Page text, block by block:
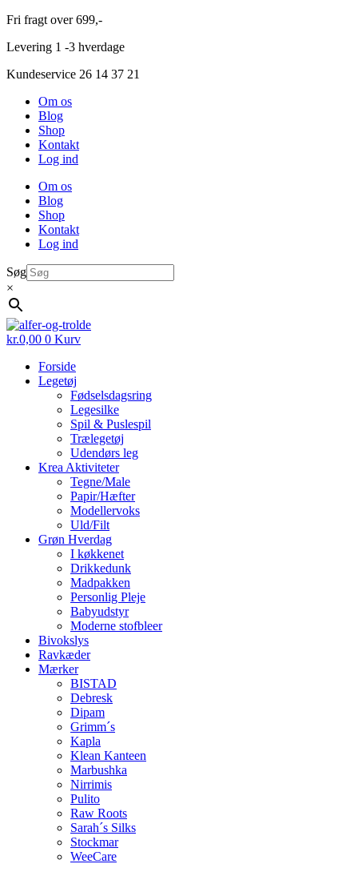
Videre
indhold
Fri fragt over 699,-
Levering 1 -3 hverdage
Kundeservice 26 14 37 21
Om os
Blog
Shop
Kontakt
Log ind
Om os
Blog
Shop
Kontakt
Log ind
Søg
×
kr.0,00 0 Kurv
Forside
Legetøj
Fødselsdagsring
Legesilke
Spil & Puslespil
Trælegetøj
Udendørs leg
Krea Aktiviteter
Tegne/Male
Papir/Hæfter
Modellervoks
Uld/Filt
Grøn Hverdag
I køkkenet
Drikkedunk
Madpakken
Personlig Pleje
Babyudstyr
Moderne stofbleer
Bivokslys
Ravkæder
Mærker
BISTAD
Debresk
Dipam
Grimm´s
Kapla
Klean Kanteen
Marbushka
Nirrimis
Pulito
Raw Roots
Sarah´s Silks
Stockmar
WeeCare